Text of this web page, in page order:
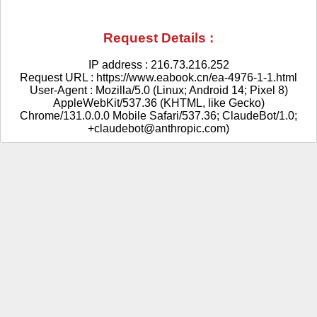
Request Details :
IP address : 216.73.216.252
Request URL : https://www.eabook.cn/ea-4976-1-1.html
User-Agent : Mozilla/5.0 (Linux; Android 14; Pixel 8)
AppleWebKit/537.36 (KHTML, like Gecko)
Chrome/131.0.0.0 Mobile Safari/537.36; ClaudeBot/1.0;
+claudebot@anthropic.com)